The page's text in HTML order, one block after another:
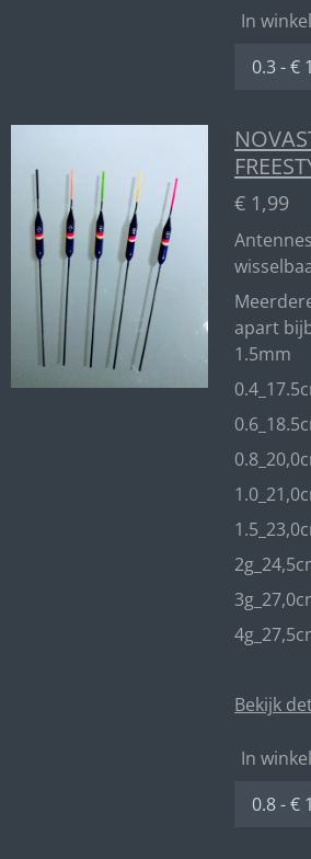
In
€ 1,99
apart
1.5mm
Bekijk
In